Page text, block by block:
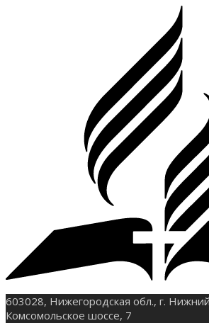
603028, Нижегородская обл., г.
Комсомольское шоссе, 7